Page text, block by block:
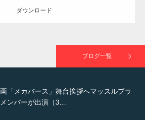
ダウンロード
ブログ一覧
「メカバース」舞台挨拶へマッスルプラ
ンバーが出演（3…